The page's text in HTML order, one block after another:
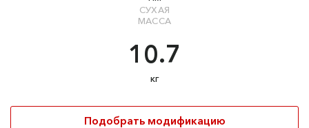
СУХАЯ
МАССА
10.7
кг
Подобрать модификацию